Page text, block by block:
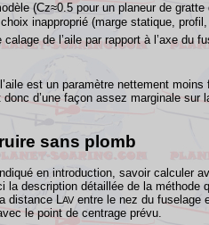
(Cz≈0.5 pour un planeur de
inapproprié (marge statique,
de l’aile par rapport à l’axe du
est un paramètre nettement
d’une façon assez marginale
sans plomb
en introduction, savoir calculer
la description détaillée de la
distance LAV entre le nez du fuselage
le point de centrage prévu.